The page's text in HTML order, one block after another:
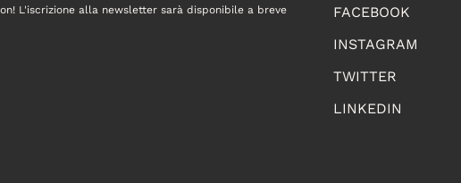
FACEBOOK
INSTAGRAM
TWITTER
LINKEDIN
L'iscrizione alla newsletter sarà disponibile a breve